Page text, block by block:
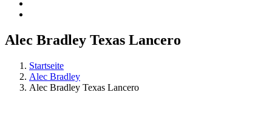
Alec Bradley Texas Lancero
Startseite
Alec Bradley
Alec Bradley Texas Lancero